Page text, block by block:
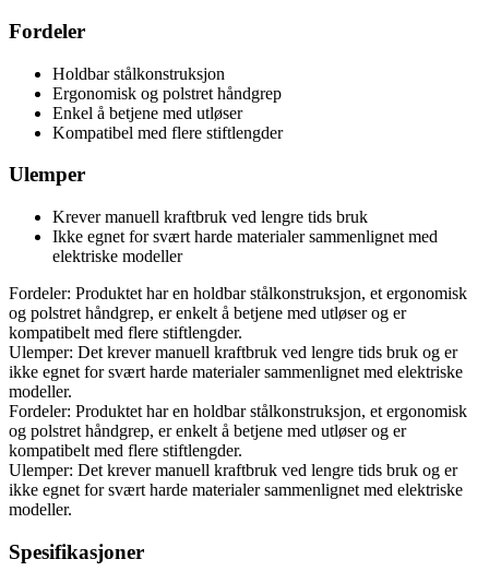
Fordeler
Holdbar stålkonstruksjon
Ergonomisk og polstret håndgrep
Enkel å betjene med utløser
Kompatibel med flere stiftlengder
Ulemper
Krever manuell kraftbruk ved lengre tids bruk
Ikke egnet for svært harde materialer sammenlignet med
elektriske modeller
Fordeler: Produktet har en holdbar stålkonstruksjon, et ergonomisk
og polstret håndgrep, er enkelt å betjene med utløser og er
kompatibelt med flere stiftlengder.
Ulemper: Det krever manuell kraftbruk ved lengre tids bruk og er
ikke egnet for svært harde materialer sammenlignet med elektriske
modeller.
Fordeler: Produktet har en holdbar stålkonstruksjon, et ergonomisk
og polstret håndgrep, er enkelt å betjene med utløser og er
kompatibelt med flere stiftlengder.
Ulemper: Det krever manuell kraftbruk ved lengre tids bruk og er
ikke egnet for svært harde materialer sammenlignet med elektriske
modeller.
Spesifikasjoner